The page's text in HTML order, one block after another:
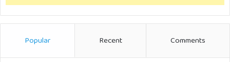
Popular Recent Comments